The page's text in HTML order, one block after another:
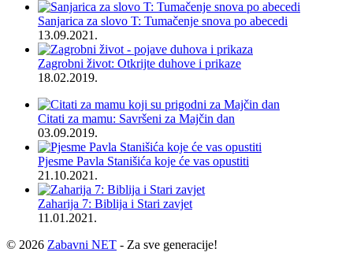
Sanjarica za slovo T: Tumačenje snova po abecedi
13.09.2021.
Zagrobni život: Otkrijte duhove i prikaze
18.02.2019.
Citati za mamu: Savršeni za Majčin dan
03.09.2019.
Pjesme Pavla Stanišića koje će vas opustiti
21.10.2021.
Zaharija 7: Biblija i Stari zavjet
11.01.2021.
© 2026 Zabavni NET - Za sve generacije!